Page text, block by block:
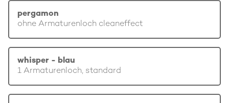
pergamon
ohne Armaturenloch cleaneffect
whisper - blau
1 Armaturenloch, standard